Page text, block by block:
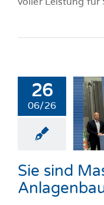
26
06/26
sind
News
Sie sind